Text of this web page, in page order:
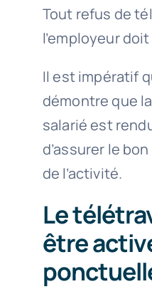
Tout refus de
l’employeur
Il est impératif
démontre que
salarié est
d’assurer le
de l’activité.
Le
être